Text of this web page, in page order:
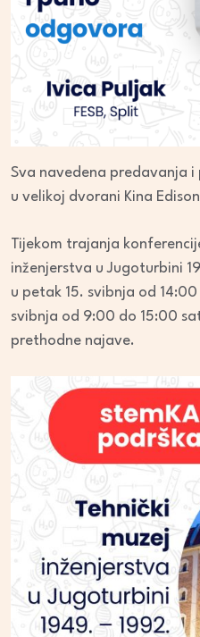
Sva navedena predavanja
u velikoj dvorani Kina
Tijekom trajanja
inženjerstva u Jugoturbini
u petak 15. svibnja od
svibnja od 9:00 do 15:00
prethodne najave.